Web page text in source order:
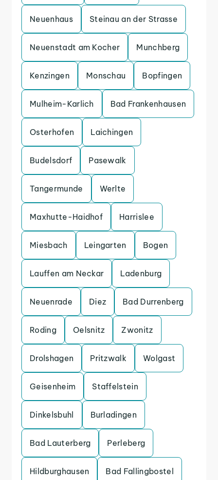
Neuenhaus Steinau an der Strasse
Neuenstadt am Kocher Munchberg
Kenzingen Monschau Bopfingen
Mulheim-Karlich Bad Frankenhausen
Osterhofen Laichingen
Budelsdorf Pasewalk
Tangermunde Werlte
Maxhutte-Haidhof Harrislee
Miesbach Leingarten Bogen
Lauffen am Neckar Ladenburg
Neuenrade Diez Bad Durrenberg
Roding Oelsnitz Zwonitz
Drolshagen Pritzwalk Wolgast
Geisenheim Staffelstein
Dinkelsbuhl Burladingen
Bad Lauterberg Perleberg
Hildburghausen Bad Fallingbostel